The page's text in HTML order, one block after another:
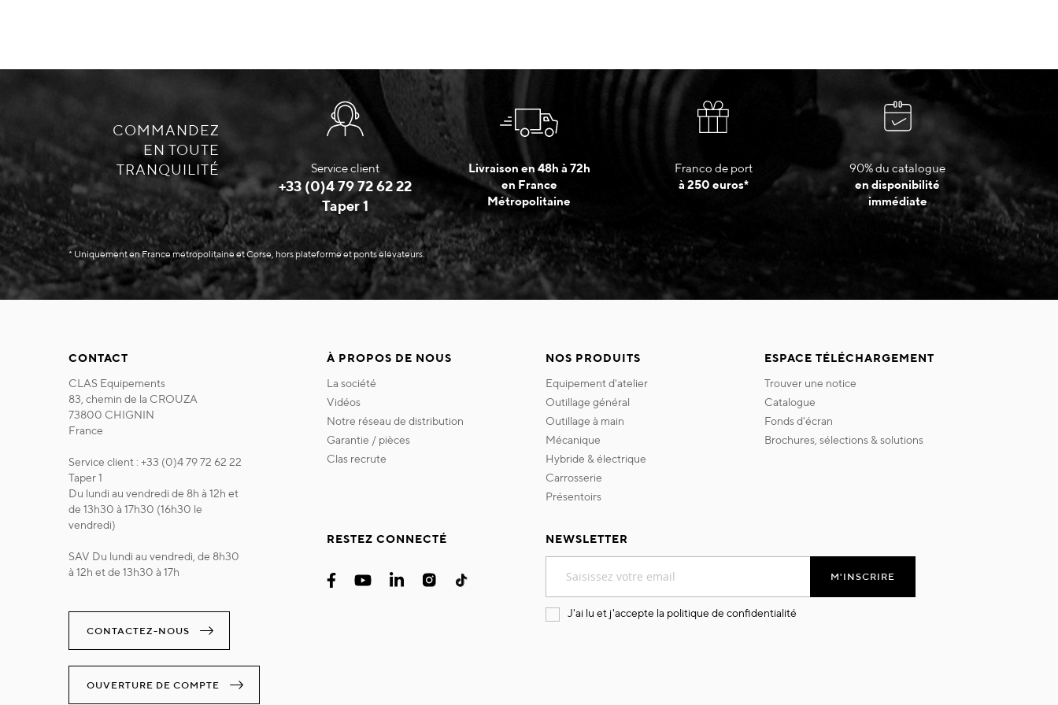
COMMANDEZ
EN TOUTE
TRANQUILITÉ
Service client
+33 (0)4 79 72 62 22
Taper 1
Livraison en 48h à 72h
en France
Métropolitaine
Franco de port
à 250 euros*
90% du catalogue
en disponibilité
immédiate
* Uniquement en France métropolitaine et Corse, hors plateforme et ponts élévateurs.
CONTACT
CLAS Equipements
83, chemin de la CROUZA
73800 CHIGNIN
France
Service client : +33 (0)4 79 72 62 22
Taper 1
Du lundi au vendredi de 8h à 12h et
de 13h30 à 17h30 (16h30 le
vendredi)
SAV Du lundi au vendredi, de 8h30
à 12h et de 13h30 à 17h
CONTACTEZ-NOUS
OUVERTURE DE COMPTE
À PROPOS DE NOUS
la société
vidéos
notre réseau de distribution
garantie / pièces
clas recrute
NOS PRODUITS
equipement d'atelier
outillage général
outillage à main
mécanique
hybride & électrique
carrosserie
présentoirs
ESPACE TÉLÉCHARGEMENT
trouver une notice
catalogue
fonds d'écran
brochures, sélections & solutions
RESTEZ CONNECTÉ
NEWSLETTER
notre
lettre
M'INSCRIRE
J'ai lu et j'accepte la politique de confidentialité